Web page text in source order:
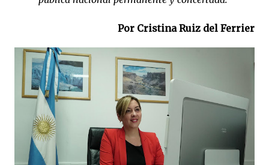
Por Cristina Ruiz del Ferrier